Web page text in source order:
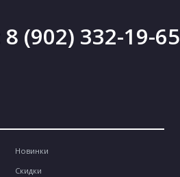
8 (902) 332-19-65
Новинки
Скидки